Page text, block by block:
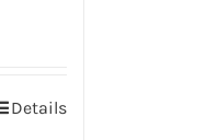
Details